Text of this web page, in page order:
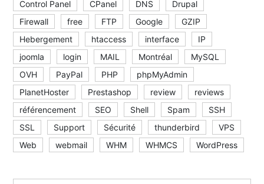
Control Panel
CPanel DNS
Drupal
Firewall
free FTP Google
GZIP
Hebergement
htaccess interface
IP
joomla
login MAIL Montréal
MySQL
OVH
PayPal PHP
phpMyAdmin
PlanetHoster
Prestashop review
reviews
référencement
SEO Shell Spam
SSH
SSL
Support Sécurité thunderbird
VPS
Web
webmail WHM WHMCS WordPress